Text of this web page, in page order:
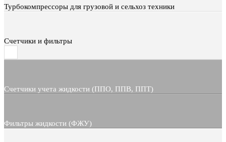
Турбокомпрессоры для грузовой и сельхоз техники
Счетчики и фильтры
Счетчики учета жидкости (ППО, ППВ, ППТ)
Фильтры жидкости (ФЖУ)